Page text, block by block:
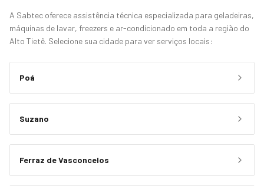
A Sabtec oferece assistência técnica especializada para geladeiras,
máquinas de lavar, freezers e ar-condicionado em toda a região do
Alto Tietê. Selecione sua cidade para ver serviços locais:
Poá
Suzano
Ferraz de Vasconcelos